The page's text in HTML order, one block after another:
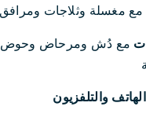
مع مغسلة وثلاجات
مع دُش ومرحاض وحوض
والتلفزيون